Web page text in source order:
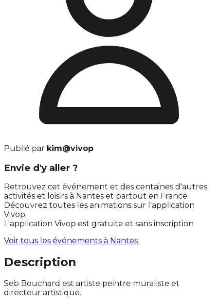
Publié par kim@vivop
Envie d'y aller ?
Retrouvez cet événement et des centaines d'autres
activités et loisirs à Nantes et partout en France.
Découvrez toutes les animations sur l'application
Vivop.
L'application Vivop est gratuite et sans inscription
Voir tous les événements à Nantes
Description
Seb Bouchard est artiste peintre muraliste et
directeur artistique.